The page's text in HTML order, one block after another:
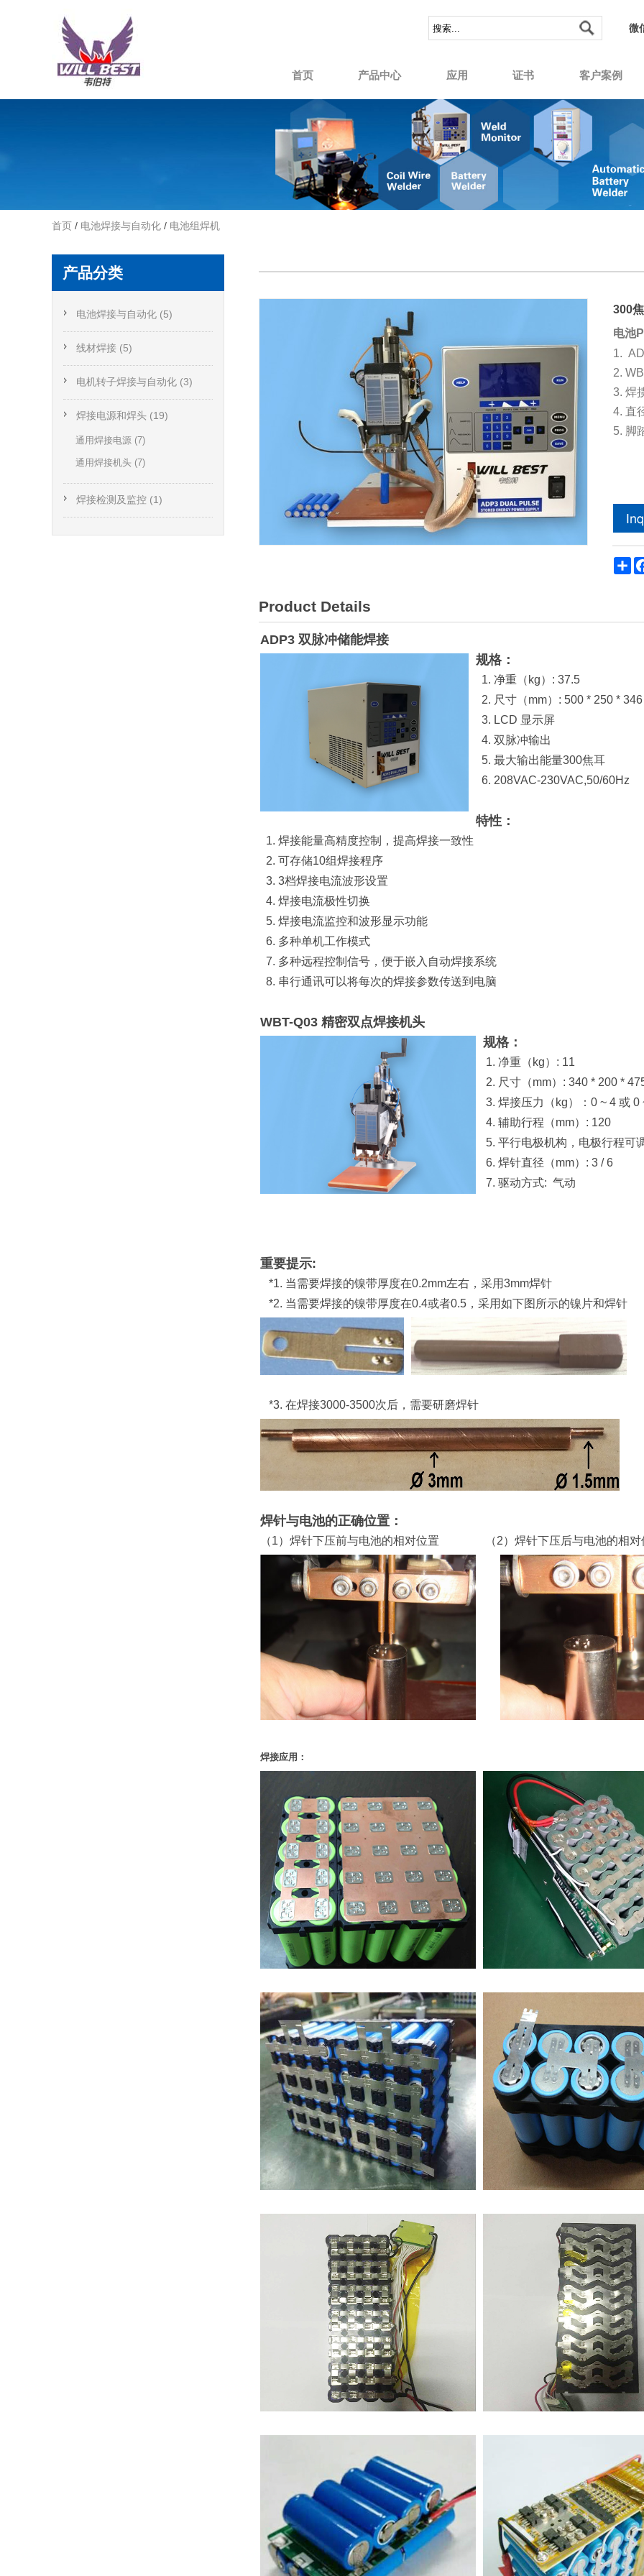
微
首页 产品中心 应用 证书 客户案例
首页 / 电池焊接与自动化 / 电池组焊机
产品分类
电池焊接与自动化 (5)
线材焊接 (5)
电机转子焊接与自动化 (3)
焊接电源和焊头 (19)
通用焊接电源 (7)
通用焊接机头 (7)
焊接检测及监控 (1)
300
电池
1.
2.
3. 焊
4. 直
5. 脚
Product Details
ADP3 双脉冲储能焊接
规格：
1. 净重（kg）: 37.5
2. 尺寸（mm）: 500 * 250 * 346
3. LCD 显示屏
4. 双脉冲输出
5. 最大输出能量300焦耳
6. 208VAC-230VAC,50/60Hz
特性：
1. 焊接能量高精度控制，提高焊接一致性
2. 可存储10组焊接程序
3. 3档焊接电流波形设置
4. 焊接电流极性切换
5. 焊接电流监控和波形显示功能
6. 多种单机工作模式
7. 多种远程控制信号，便于嵌入自动焊接系统
8. 串行通讯可以将每次的焊接参数传送到电脑
WBT-Q03 精密双点焊接机头
规格：
1. 净重（kg）: 11
2. 尺寸（mm）: 340 * 200 *
3. 焊接压力（kg）：0 ~ 4 或 0
4. 辅助行程（mm）: 120
5. 平行电极机构，电极行程可
6. 焊针直径（mm）: 3 / 6
7. 驱动方式: 气动
重要提示:
*1. 当需要焊接的镍带厚度在0.2mm左右，采用3mm焊针
*2. 当需要焊接的镍带厚度在0.4或者0.5，采用如下图所示的镍片和焊针
*3. 在焊接3000-3500次后，需要研磨焊针
焊针与电池的正确位置：
（1）焊针下压前与电池的相对位置 （2） 焊针下压后与电池的相对
焊接应用：